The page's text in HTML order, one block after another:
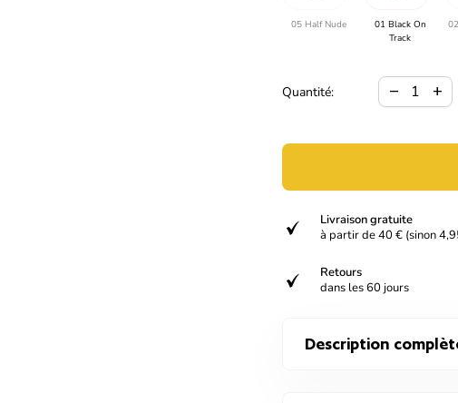
05 Half Nude
01 Black On
Track
Quantité:
Diminuer la
remove add
verified
Livraison gratuite
à partir de 40 € (sinon
verified
Retours
dans les 60 jours
Description